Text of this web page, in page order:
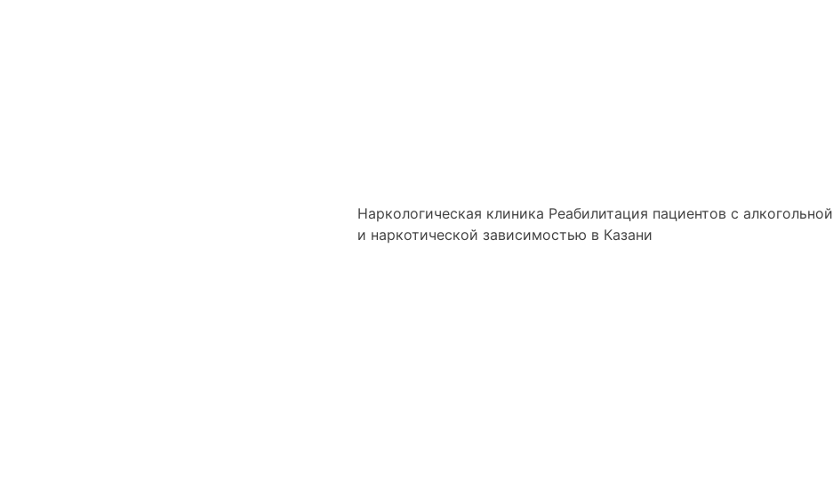
Наркологическая клиника Реабилитация пациентов с алкогольной
и наркотической зависимостью в Казани